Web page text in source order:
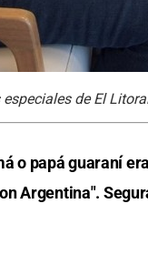
de El
o papá guaraní
Argentina".